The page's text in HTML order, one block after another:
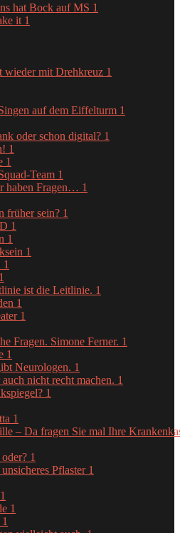
hat Bock auf MS 1
it 1
wieder mit Drehkreuz 1
auf dem Eiffelturm 1
oder schon digital? 1
1
1
Team 1
haben Fragen… 1
früher sein? 1
1
1
1
1
1
ist die Leitlinie. 1
1
1
Fragen. Simone Ferner. 1
1
Neurologen. 1
nicht recht machen. 1
1
1
– Da fragen Sie mal Ihre
1
Pflaster 1
1
1
1